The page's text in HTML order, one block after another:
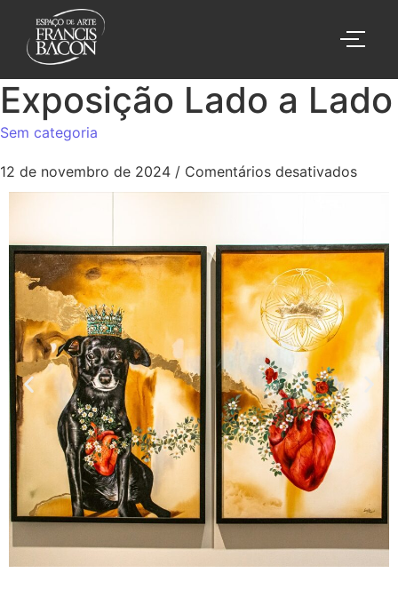
Exposição Lado a Lado
Sem categoria
12 de novembro de 2024 / Comentários desativados